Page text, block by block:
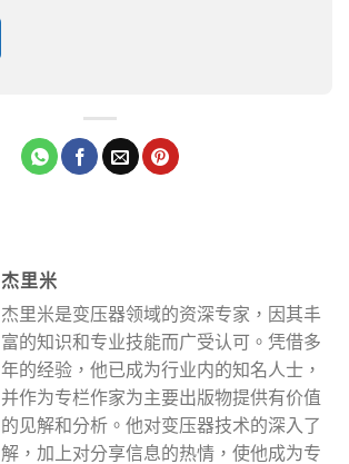
杰里米
杰里米是变压器领域的资深专家，因其丰
富的知识和专业技能而广受认可。凭借多
年的经验，他已成为行业内的知名人士，
并作为专栏作家为主要出版物提供有价值
的见解和分析。他对变压器技术的深入了
解，加上对分享信息的热情，使他成为专